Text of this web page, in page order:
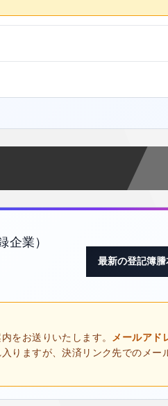
企業）
最新の登記簿
をお送りいたします。 メールアド
りますが、決済リンク先でのメー